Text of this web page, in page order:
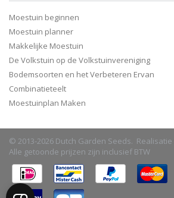
Moestuin beginnen
Moestuin planner
Makkelijke Moestuin
De Volkstuin op de Volkstuinvereniging
Bodemsoorten en het Verbeteren Ervan
Combinatieteelt
Moestuinplan Maken
© 2013-2026 Dutch Garden Seeds. Realisatie
Alle getoonde prijzen zijn inclusief BTW